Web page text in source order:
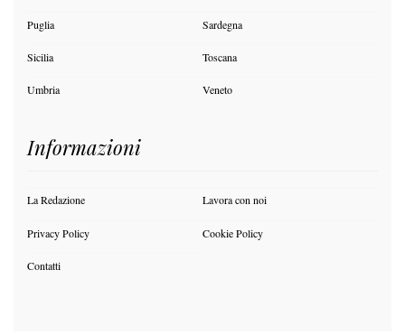
Puglia Sardegna
Sicilia Toscana
Umbria Veneto
Informazioni
La Redazione Lavora con noi
Privacy Policy Cookie Policy
Contatti